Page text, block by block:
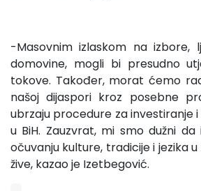
-Masovnim izlaskom na izbore,
domovine, mogli bi presudno
tokove. Također, morat ćemo
našoj dijaspori kroz posebne
ubrzaju procedure za investiranje
u BiH. Zauzvrat, mi smo dužni
očuvanju kulture, tradicije i jezika
žive, kazao je Izetbegović.